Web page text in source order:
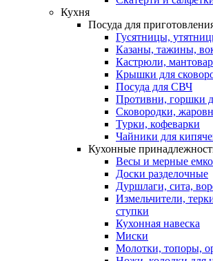
Кухня
Посуда для
Гусятницы,
Казаны, тажины,
Кастрюли,
Крышки для
Посуда для СВЧ
Противни, горшки
Сковородки,
Турки, кофеварки
Чайники для
Кухонные
Весы и мерные
Доски разделочные
Дуршлаги, сита,
Измельчители,
ступки
Кухонная навеска
Миски
Молотки, топоры,